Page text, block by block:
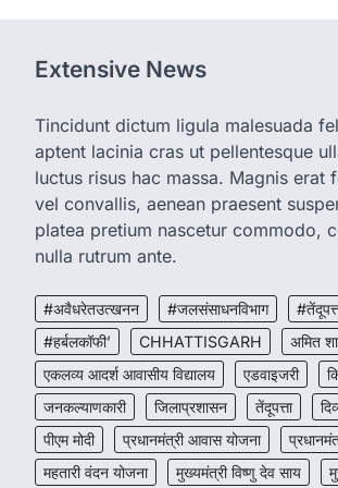
Extensive News
Tincidunt dictum ligula malesuada
aptent lacinia cras ut pellentesque
luctus risus hac massa. Magnis
vel convallis, aenean praesent
platea pretium nascetur commodo,
nulla rutrum ante.
#अवैधरेतउत्खनन #जलसंसाधनविभाग
#हर्बलकॉफी’
CHHATTISGARH अमित
एकलव्य आदर्श आवासीय विद्यालय
एडवाइजरी
जनकल्याणकारी
जिलाप्रशासन तेंदूपत्ता
पीएम मोदी
प्रधानमंत्री आवास योजना
महतारी वंदन योजना
मुख्यमंत्री विष्णु देव साय